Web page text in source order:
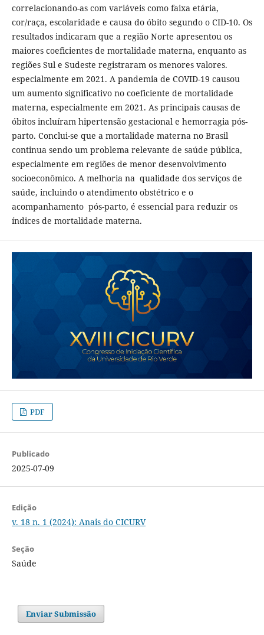
correlacionando-as com variáveis como faixa etária,
cor/raça, escolaridade e causa do óbito segundo o CID-10. Os
resultados indicaram que a região Norte apresentou os
maiores coeficientes de mortalidade materna, enquanto as
regiões Sul e Sudeste registraram os menores valores.
especialmente em 2021. A pandemia de COVID-19 causou
um aumento significativo no coeficiente de mortalidade
materna, especialmente em 2021. As principais causas de
óbitos incluíram hipertensão gestacional e hemorragia pós-
parto. Conclui-se que a mortalidade materna no Brasil
continua sendo um problema relevante de saúde pública,
especialmente em regiões de menor desenvolvimento
socioeconômico. A melhoria na qualidade dos serviços de
saúde, incluindo o atendimento obstétrico e o
acompanhamento pós-parto, é essencial para reduzir os
índices de mortalidade materna.
PDF
Publicado
2025-07-09
Edição
v. 18 n. 1 (2024): Anais do CICURV
Seção
Saúde
Enviar Submissão